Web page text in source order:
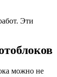
Эти
можно не